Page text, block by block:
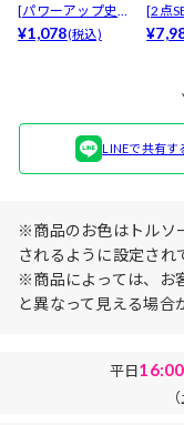
[パワーアップ史上
最強5倍盛りアップ
¥1,078(税込)
[2点
ア
LINEで共有す
※商品のお色はトルソ
されるように設定され
※商品によっては、お
と異なって見える場合
平日16:00